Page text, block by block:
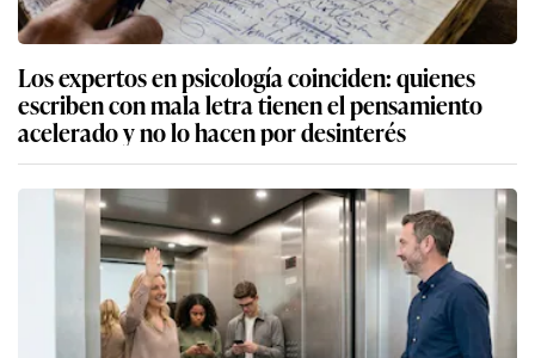
Los expertos en psicología coinciden: quienes
escriben con mala letra tienen el pensamiento
acelerado y no lo hacen por desinterés